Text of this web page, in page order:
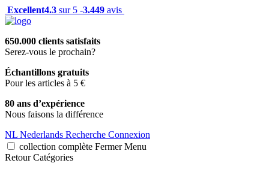
Excellent4.3 sur 5 -3.449 avis
650.000 clients satisfaits
Serez-vous le prochain?
Échantillons gratuits
Pour les articles à 5 €
80 ans d’expérience
Nous faisons la différence
NL Nederlands Recherche Connexion
collection complète Fermer Menu
Retour Catégories